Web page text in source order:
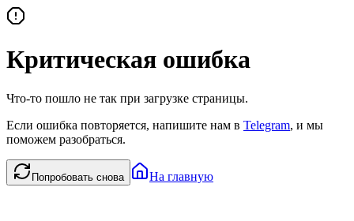
Критическая ошибка
Что-то пошло не так при загрузке страницы.
Если ошибка повторяется, напишите нам в Telegram, и мы
поможем разобраться.
Попробовать снова На главную